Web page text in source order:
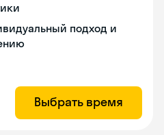
подход и
Выбрать время